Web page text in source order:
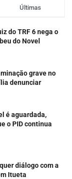
Últimas
do TRF 6 nega o
do Novel
grave no
denunciar
é aguardada,
o PID continua
diálogo com a
Itueta